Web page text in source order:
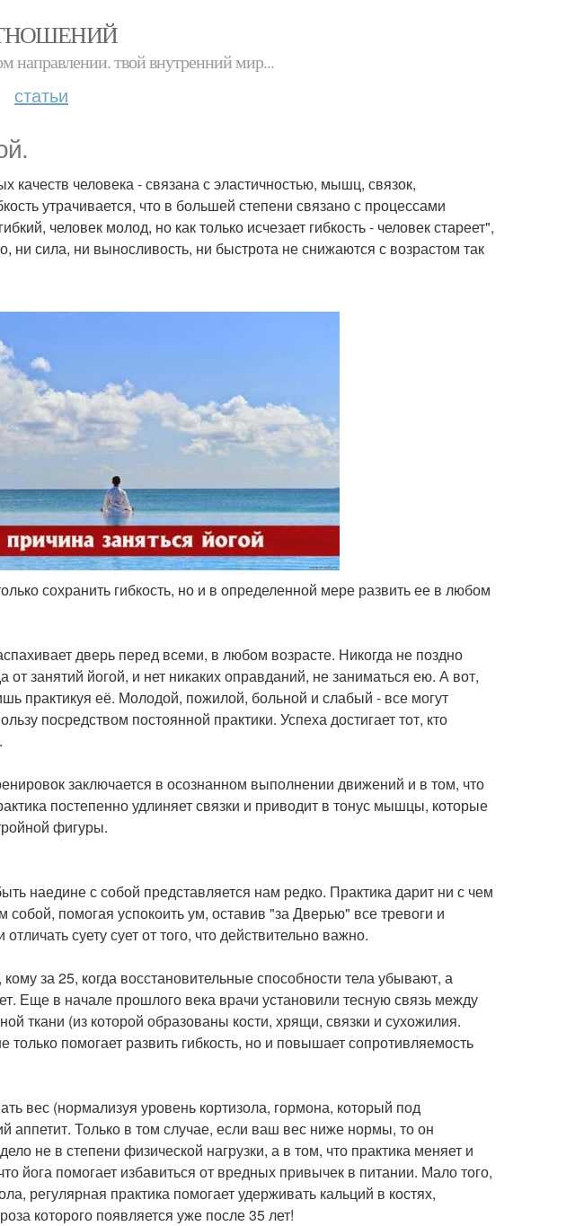
направлении. твой внутренний мир...
статьи
качеств человека - связана с эластичностью, мышц, связок,
утрачивается, что в большей степени связано с процессами
человек молод, но как только исчезает гибкость - человек стареет",
ни сила, ни выносливость, ни быстрота не снижаются с возрастом так
сохранить гибкость, но и в определенной мере развить ее в любом
дверь перед всеми, в любом возрасте. Никогда не поздно
от занятий йогой, и нет никаких оправданий, не заниматься ею. А вот,
практикуя её. Молодой, пожилой, больной и слабый - все могут
посредством постоянной практики. Успеха достигает тот, кто
заключается в осознанном выполнении движений и в том, что
постепенно удлиняет связки и приводит в тонус мышцы, которые
фигуры.
наедине с собой представляется нам редко. Практика дарит ни с чем
помогая успокоить ум, оставив "за Дверью" все тревоги и
суету сует от того, что действительно важно.
за 25, когда восстановительные способности тела убывают, а
Еще в начале прошлого века врачи установили тесную связь между
ткани (из которой образованы кости, хрящи, связки и сухожилия.
помогает развить гибкость, но и повышает сопротивляемость
вес (нормализуя уровень кортизола, гормона, который под
аппетит. Только в том случае, если ваш вес ниже нормы, то он
не в степени физической нагрузки, а в том, что практика меняет и
йога помогает избавиться от вредных привычек в питании. Мало того,
регулярная практика помогает удерживать кальций в костях,
которого появляется уже после 35 лет!